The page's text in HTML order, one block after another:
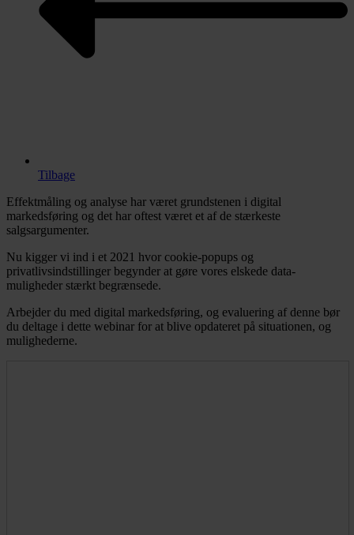
Tilbage
Effektmåling og analyse har været grundstenen i digital
markedsføring og det har oftest været et af de stærkeste
salgsargumenter.
Nu kigger vi ind i et 2021 hvor cookie-popups og
privatlivsindstillinger begynder at gøre vores elskede data-
muligheder stærkt begrænsede.
Arbejder du med digital markedsføring, og evaluering af denne bør
du deltage i dette webinar for at blive opdateret på situationen, og
mulighederne.